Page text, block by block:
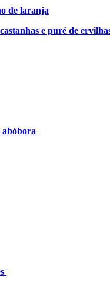
de laranja
e puré de
abóbora